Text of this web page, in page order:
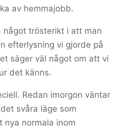
av hemmajobb.
trösterikt i att man
efterlysning vi gjorde på
säger väl något om att vi
det känns.
Redan imorgon väntar
svåra läge som
nya normala inom